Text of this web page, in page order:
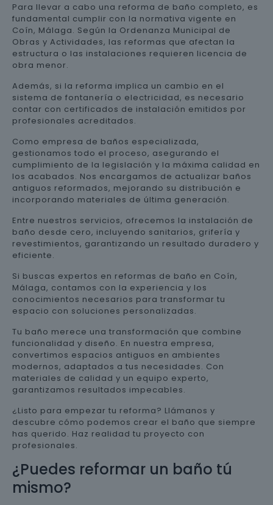
Para llevar a cabo una reforma de baño completo, es
fundamental cumplir con la normativa vigente en
Coín, Málaga. Según la Ordenanza Municipal de
Obras y Actividades, las reformas que afectan la
estructura o las instalaciones requieren licencia de
obra menor.
Además, si la reforma implica un cambio en el
sistema de fontanería o electricidad, es necesario
contar con certificados de instalación emitidos por
profesionales acreditados.
Como empresa de baños especializada,
gestionamos todo el proceso, asegurando el
cumplimiento de la legislación y la máxima calidad en
los acabados. Nos encargamos de actualizar baños
antiguos reformados, mejorando su distribución e
incorporando materiales de última generación.
Entre nuestros servicios, ofrecemos la instalación de
baño desde cero, incluyendo sanitarios, grifería y
revestimientos, garantizando un resultado duradero y
eficiente.
Si buscas expertos en reformas de baño en Coín,
Málaga, contamos con la experiencia y los
conocimientos necesarios para transformar tu
espacio con soluciones personalizadas.
Tu baño merece una transformación que combine
funcionalidad y diseño. En nuestra empresa,
convertimos espacios antiguos en ambientes
modernos, adaptados a tus necesidades. Con
materiales de calidad y un equipo experto,
garantizamos resultados impecables.
¿Listo para empezar tu reforma? Llámanos y
descubre cómo podemos crear el baño que siempre
has querido. Haz realidad tu proyecto con
profesionales.
¿Puedes reformar un baño tú
mismo?